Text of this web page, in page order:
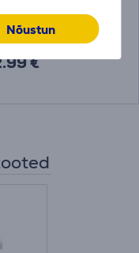
Nõustun
€